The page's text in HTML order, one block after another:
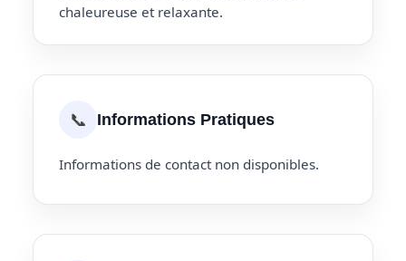
chaleureuse et relaxante.
📞 Informations Pratiques
Informations de contact non disponibles.